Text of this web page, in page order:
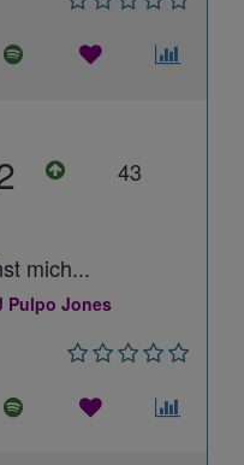
43
mich...
Pulpo Jones